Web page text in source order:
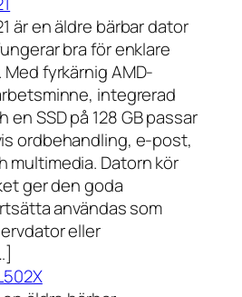
är en äldre bärbar dator
bra för enklare
fyrkärnig AMD-
integrerad
en SSD på 128 GB passar
ordbehandling, e-post,
multimedia. Datorn kör
ger den goda
användas som
eller